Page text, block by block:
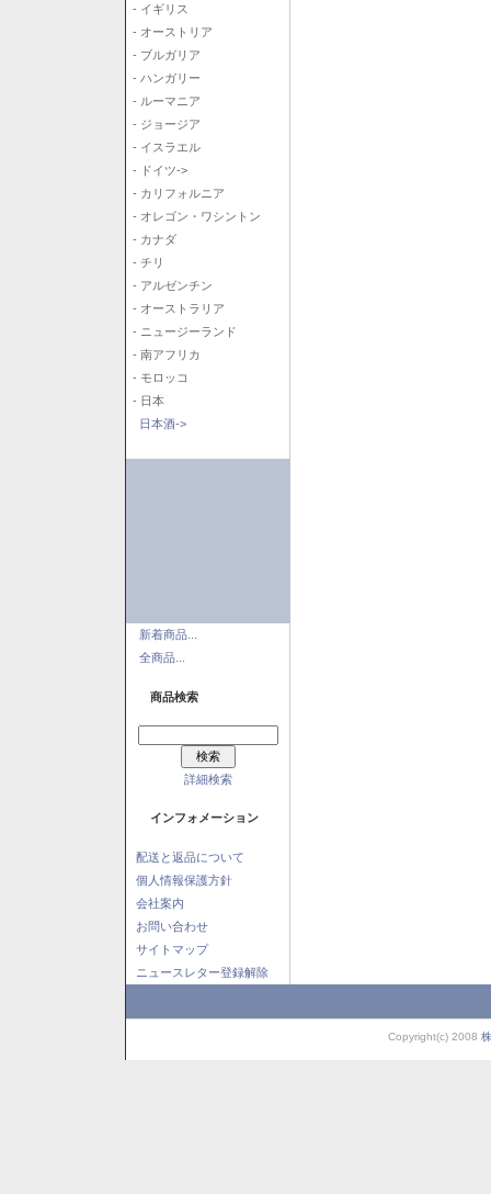
- イギリス
- オーストリア
- ブルガリア
- ハンガリー
- ルーマニア
- ジョージア
- イスラエル
- ドイツ->
- カリフォルニア
- オレゴン・ワシントン
- カナダ
- チリ
- アルゼンチン
- オーストラリア
- ニュージーランド
- 南アフリカ
- モロッコ
- 日本
日本酒->
新着商品...
全商品...
商品検索
詳細検索
インフォメーション
配送と返品について
個人情報保護方針
会社案内
お問い合わせ
サイトマップ
ニュースレター登録解除
Copyright(c) 2008